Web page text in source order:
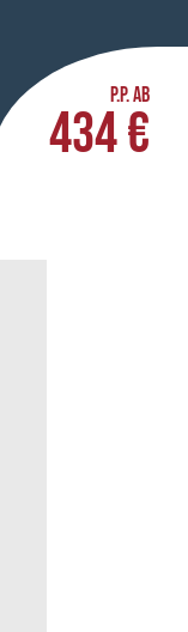
P.P. AB
434 €